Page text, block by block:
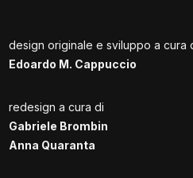
design originale e sviluppo a cura
Edoardo M. Cappuccio
redesign a cura di
Gabriele Brombin
Anna Quaranta